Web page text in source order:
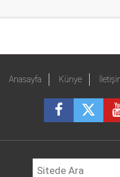
Anasayfa Künye